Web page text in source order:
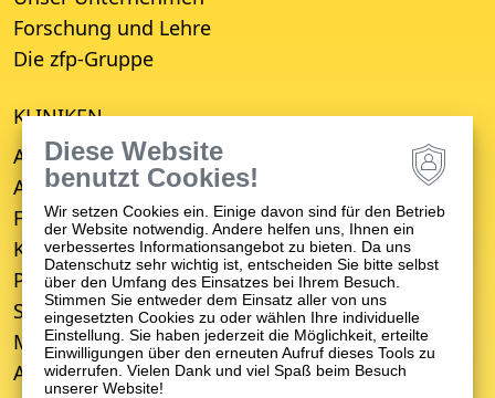
Forschung und Lehre
Die zfp-Gruppe
KLINIKEN
Allgemeine Psychiatrie
Alterspsychiatrie
Forensische Psychiatrie
Kinder- und Jugendpsychiatrie
Psychosomatische Medizin
Suchttherapie
Medizinisches Versorgungszentrum (MVZ)
Ambulanter Psychiatrischer Pflegedienst (APP)
Diese Website
benutzt Cookies!
Wir setzen Cookies ein. Einige davon sind für den Betrieb
der Website notwendig. Andere helfen uns, Ihnen ein
verbessertes Informationsangebot zu bieten. Da uns
Datenschutz sehr wichtig ist, entscheiden Sie bitte selbst
über den Umfang des Einsatzes bei Ihrem Besuch.
Stimmen Sie entweder dem Einsatz aller von uns
eingesetzten Cookies zu oder wählen Ihre individuelle
Einstellung. Sie haben jederzeit die Möglichkeit, erteilte
Einwilligungen über den erneuten Aufruf dieses Tools zu
widerrufen. Vielen Dank und viel Spaß beim Besuch
unserer Website!